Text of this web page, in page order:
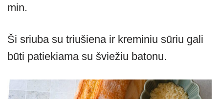
min.
Ši sriuba su triušiena ir kreminiu sūriu gali
būti patiekiama su šviežiu batonu.